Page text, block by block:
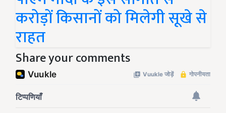
करोड़ों किसानों को मिलेगी सूखे से
राहत
Share your comments